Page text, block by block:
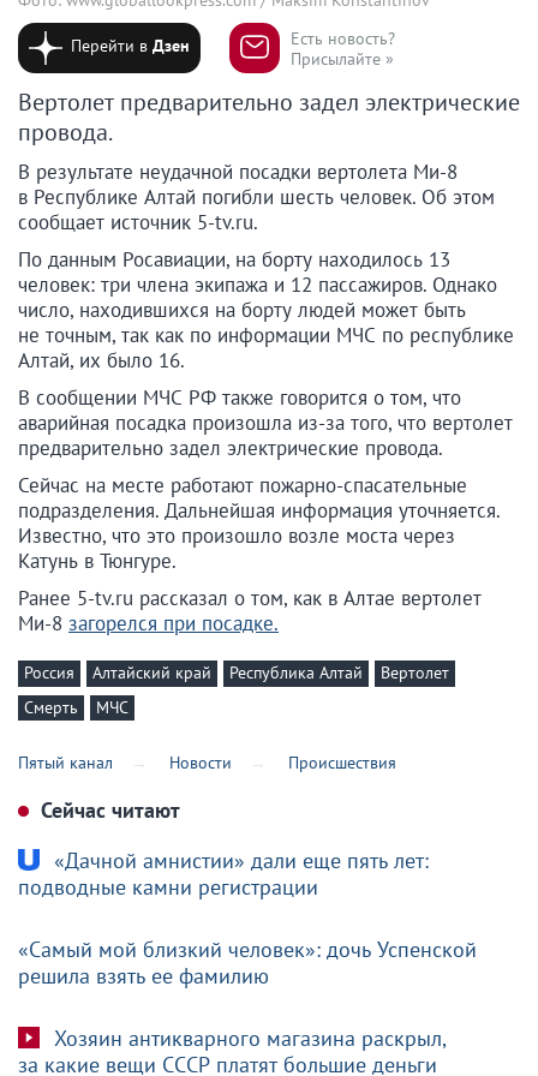
Перейти вДзен
Есть новость?
Присылайте »
Вертолет предварительно задел электрические
провода.
В результате неудачной посадки вертолета Ми-8
в Республике Алтай погибли шесть человек. Об этом
сообщает источник 5-tv.ru.
По данным Росавиации, на борту находилось 13
человек: три члена экипажа и 12 пассажиров. Однако
число, находившихся на борту людей может быть
не точным, так как по информации МЧС по республике
Алтай, их было 16.
В сообщении МЧС РФ также говорится о том, что
аварийная посадка произошла из-за того, что вертолет
предварительно задел электрические провода.
Сейчас на месте работают пожарно-спасательные
подразделения. Дальнейшая информация уточняется.
Известно, что это произошло возле моста через
Катунь в Тюнгуре.
Ранее 5-tv.ru рассказал о том, как в Алтае вертолет
Ми-8 загорелся при посадке.
Россия Алтайский край Республика Алтай
Вертолет
Смерть
МЧС
Пятый канал Новости Происшествия
Сейчас читают
«Дачной амнистии» дали еще пять лет:
подводные камни регистрации
«Самый мой близкий человек»: дочь Успенской
решила взять ее фамилию
Хозяин антикварного магазина раскрыл,
за какие вещи СССР платят большие деньги